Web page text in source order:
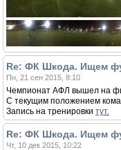
Re: ФК Шкода. Ищем
Пн, 21 сен 2015, 8:10
Чемпионат АФЛ вышел на
С текущим положением
Запись на тренировки тут.
Re: ФК Шкода. Ищем
Чт, 10 дек 2015, 10:22